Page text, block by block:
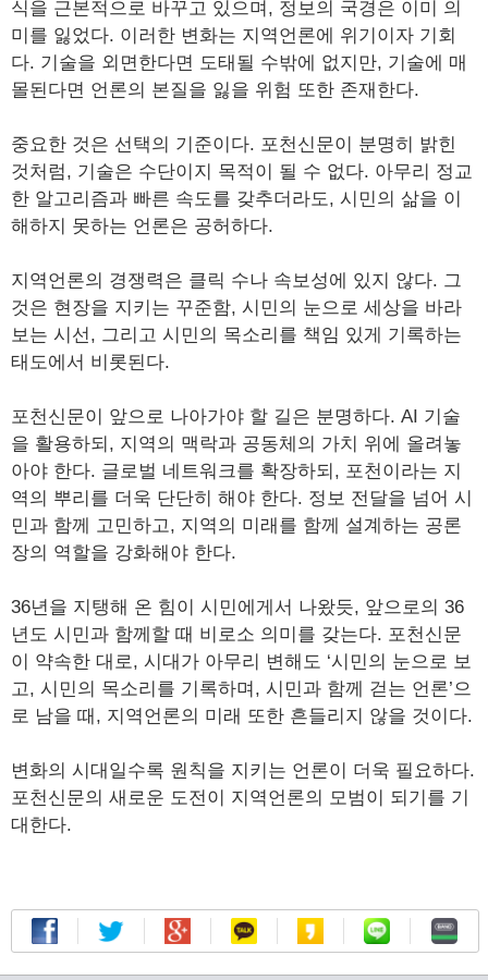
식을 근본적으로 바꾸고 있으며, 정보의 국경은 이미 의
미를 잃었다. 이러한 변화는 지역언론에 위기이자 기회
다. 기술을 외면한다면 도태될 수밖에 없지만, 기술에 매
몰된다면 언론의 본질을 잃을 위험 또한 존재한다.
중요한 것은 선택의 기준이다. 포천신문이 분명히 밝힌
것처럼, 기술은 수단이지 목적이 될 수 없다. 아무리 정교
한 알고리즘과 빠른 속도를 갖추더라도, 시민의 삶을 이
해하지 못하는 언론은 공허하다.
지역언론의 경쟁력은 클릭 수나 속보성에 있지 않다. 그
것은 현장을 지키는 꾸준함, 시민의 눈으로 세상을 바라
보는 시선, 그리고 시민의 목소리를 책임 있게 기록하는
태도에서 비롯된다.
포천신문이 앞으로 나아가야 할 길은 분명하다. AI 기술
을 활용하되, 지역의 맥락과 공동체의 가치 위에 올려놓
아야 한다. 글로벌 네트워크를 확장하되, 포천이라는 지
역의 뿌리를 더욱 단단히 해야 한다. 정보 전달을 넘어 시
민과 함께 고민하고, 지역의 미래를 함께 설계하는 공론
장의 역할을 강화해야 한다.
36년을 지탱해 온 힘이 시민에게서 나왔듯, 앞으로의 36
년도 시민과 함께할 때 비로소 의미를 갖는다. 포천신문
이 약속한 대로, 시대가 아무리 변해도 ‘시민의 눈으로 보
고, 시민의 목소리를 기록하며, 시민과 함께 걷는 언론’으
로 남을 때, 지역언론의 미래 또한 흔들리지 않을 것이다.
변화의 시대일수록 원칙을 지키는 언론이 더욱 필요하다.
포천신문의 새로운 도전이 지역언론의 모범이 되기를 기
대한다.